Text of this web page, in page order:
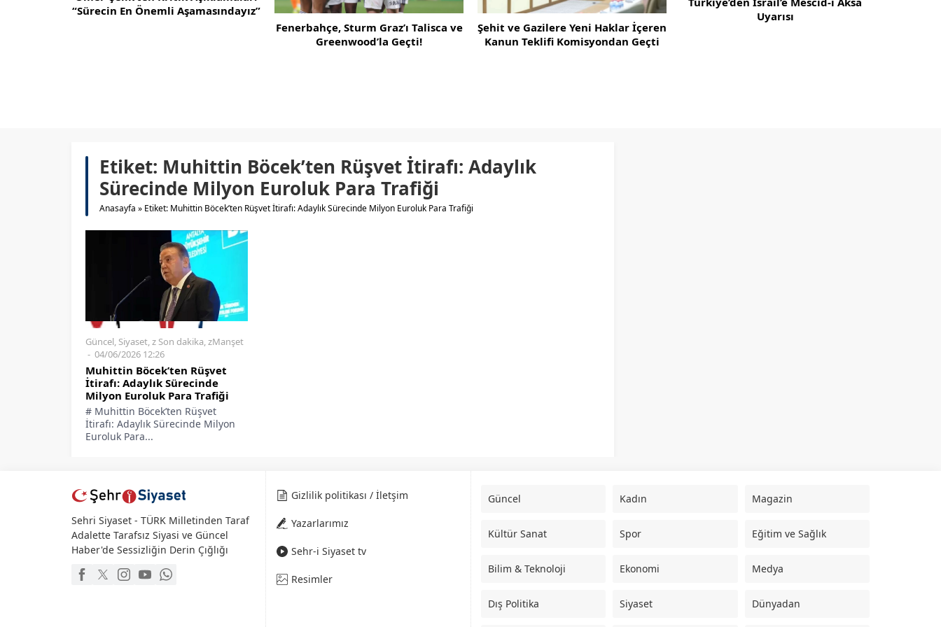
Ömer Çelik’ten Kritik Açıklamalar: “Sürecin En Önemli Aşamasındayız”
Önemli Aşamasındayız”
Fenerbahçe, Sturm Graz’ı Talisca ve
Şehit ve Gazilere Yeni Haklar İçeren
Kanun Teklifi Komisyondan Geçti
Uyarısı
Etiket: Muhittin Böcek’ten Rüşvet İtirafı: Adaylık
Sürecinde Milyon Euroluk Para Trafiği
Anasayfa » Etiket: Muhittin Böcek’ten Rüşvet İtirafı: Adaylık Sürecinde Milyon Euroluk Para Trafiği
Güncel, Siyaset,z Son dakika,zManşet
04/06/2026 12:26
Muhittin Böcek’ten Rüşvet
İtirafı: Adaylık Sürecinde
Milyon Euroluk Para Trafiği
# Muhittin Böcek’ten Rüşvet
İtirafı: Adaylık Sürecinde Milyon
Euroluk Para...
Sehri Siyaset - TÜRK Milletinden Taraf
Adalette Tarafsız Siyasi ve Güncel
Haber'de Sessizliğin Derin Çığlığı
Gizlilik politikası / İletşim
Yazarlarımız
Sehr-i Siyaset tv
Resimler
Güncel Kadın Magazin
Kültür Sanat Spor Eğitim ve Sağlık
Bilim & Teknoloji Ekonomi Medya
Dış Politika Siyaset Dünyadan